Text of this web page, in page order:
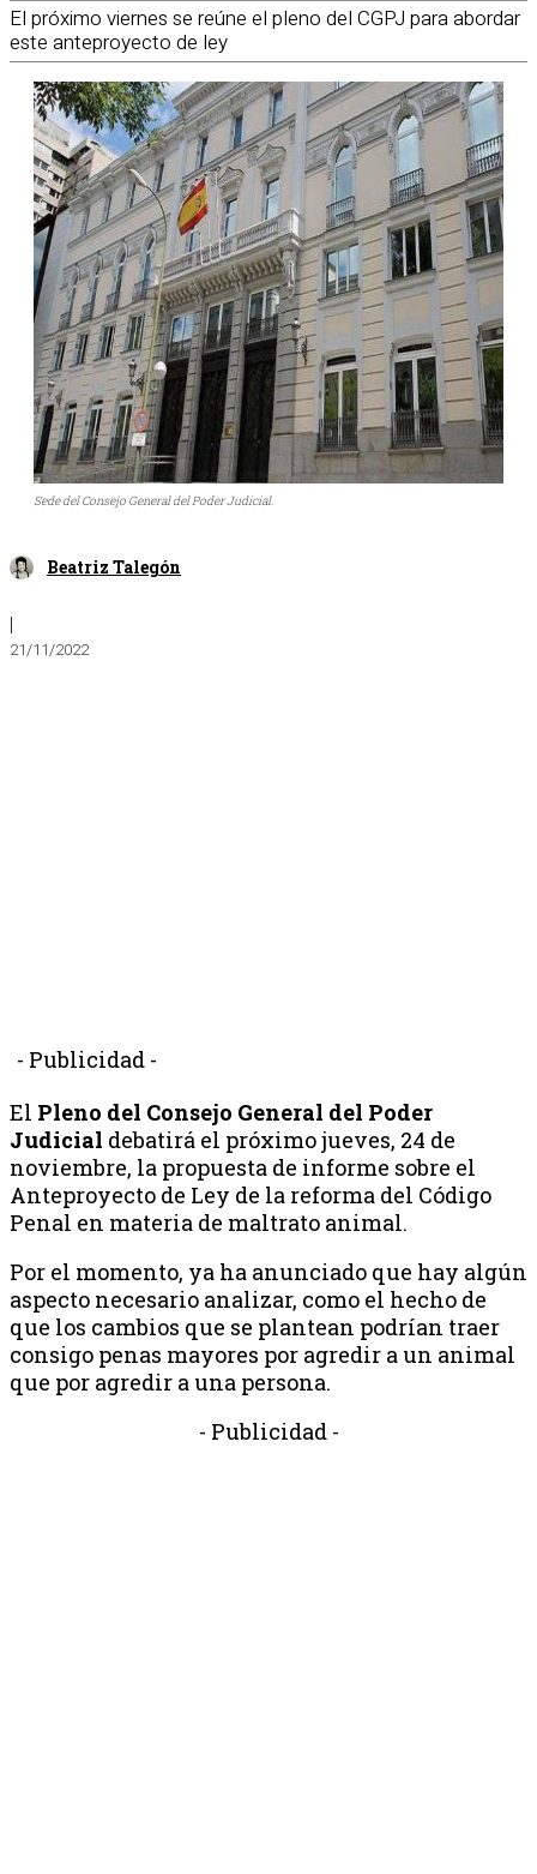
El próximo viernes se reúne el pleno del CGPJ para abordar
este anteproyecto de ley
Sede del Consejo General del Poder Judicial.
Beatriz Talegón
|
21/11/2022
- Publicidad -
El Pleno del Consejo General del Poder
Judicial debatirá el próximo jueves, 24 de
noviembre, la propuesta de informe sobre el
Anteproyecto de Ley de la reforma del Código
Penal en materia de maltrato animal.
Por el momento, ya ha anunciado que hay algún
aspecto necesario analizar, como el hecho de
que los cambios que se plantean podrían traer
consigo penas mayores por agredir a un animal
que por agredir a una persona.
- Publicidad -